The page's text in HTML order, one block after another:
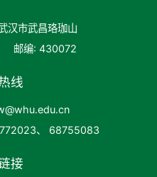
汉市武昌珞珈山
邮编: 430072
线
、 68755083
接